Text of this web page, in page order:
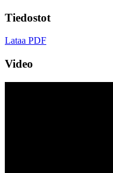
Tiedostot
Lataa PDF
Video